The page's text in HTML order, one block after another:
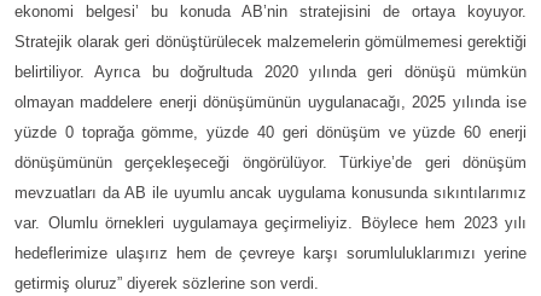
ekonomi belgesi’ bu konuda AB’nin stratejisini de ortaya koyuyor.
Stratejik olarak geri dönüştürülecek malzemelerin gömülmemesi gerektiği
belirtiliyor. Ayrıca bu doğrultuda 2020 yılında geri dönüşü mümkün
olmayan maddelere enerji dönüşümünün uygulanacağı, 2025 yılında ise
yüzde 0 toprağa gömme, yüzde 40 geri dönüşüm ve yüzde 60 enerji
dönüşümünün gerçekleşeceği öngörülüyor. Türkiye’de geri dönüşüm
mevzuatları da AB ile uyumlu ancak uygulama konusunda sıkıntılarımız
var. Olumlu örnekleri uygulamaya geçirmeliyiz. Böylece hem 2023 yılı
hedeflerimize ulaşırız hem de çevreye karşı sorumluluklarımızı yerine
getirmiş oluruz” diyerek sözlerine son verdi.